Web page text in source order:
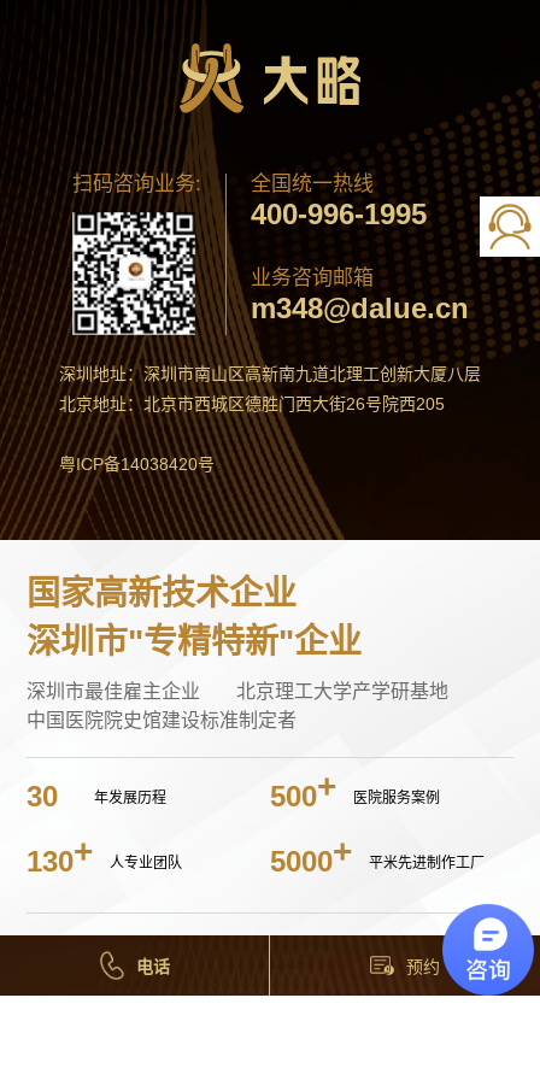
电话 预约
扫码咨询业务: 全国统一热线
400-996-1995
业务咨询邮箱
m348@dalue.cn
深圳地址：深圳市南山区高新南九道北理工创新大厦八层
北京地址：北京市西城区德胜门西大街26号院西205
粤ICP备14038420号
国家高新技术企业
深圳市"专精特新"企业
深圳市最佳雇主企业
北京理工大学产学研基地
中国医院院史馆建设标准制定者
30 年发展历程 500 医院服务案例
130 人专业团队 5000 平米先进制作工厂